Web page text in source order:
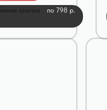
по 798 р.